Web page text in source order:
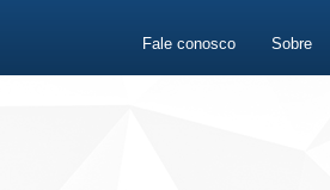
Fale conosco Sobre